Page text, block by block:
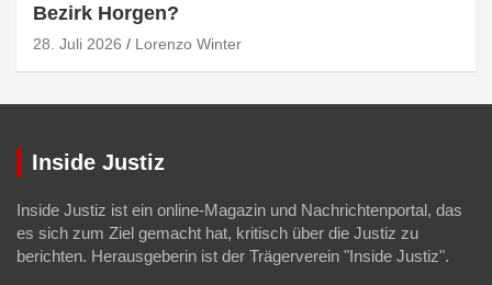
Bezirk Horgen?
28. Juli 2026 Lorenzo Winter
Inside Justiz
Inside Justiz ist ein online-Magazin und Nachrichtenportal, das
es sich zum Ziel gemacht hat, kritisch über die Justiz zu
berichten. Herausgeberin ist der Trägerverein "Inside Justiz".